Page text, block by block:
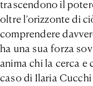
trascendono il
oltre l’orizzonte di
comprendere
ha una sua forza
anima chi la cerca e
caso di Ilaria